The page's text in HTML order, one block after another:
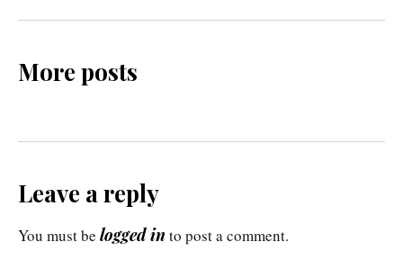
More posts
Leave a reply
You must be logged in to post a comment.